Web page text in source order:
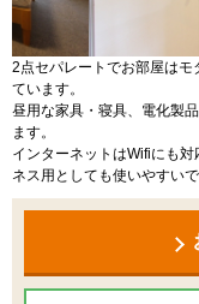
2点セパレートでお部屋はモ
ています。
昼用な家具・寝具、電化製
ます。
インターネットはWifiにも
ネス用としても使いやすいで